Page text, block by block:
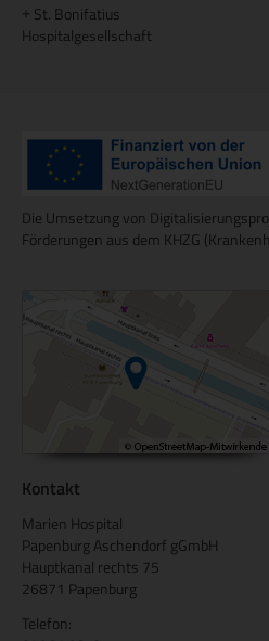
St. Bonifatius
Hospitalgesellschaft
Die Umsetzung von
Förderungen aus dem KHZG
Kontakt
Marien Hospital
Papenburg Aschendorf gGmbH
Hauptkanal rechts 75
26871 Papenburg
Telefon: